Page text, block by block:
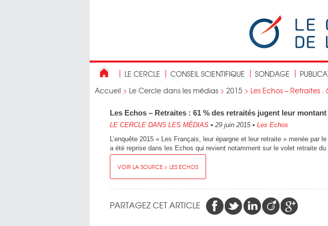
LE CERCLE CONSEIL SCIENTIFIQUE SONDAGE
Accueil > Le Cercle dans les médias > 2015 > Les Echos – Retraites
Les Echos – Retraites : 61 % des retraités jugent leur
LE CERCLE DANS LES MÉDIAS • 29 juin 2015 • Les Echos
L’enquête 2015 « Les Français, leur épargne et leur retraite » menée par
a été reprise dans les Echos qui revient notamment sur le volet retraite du
VOIR LA SOURCE > LES ECHOS
PARTAGEZ CET ARTICLE